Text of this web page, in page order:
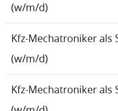
(w/m/d)
Kfz-Mechatroniker
(w/m/d)
Kfz-Mechatroniker